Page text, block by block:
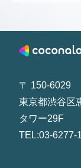
〒 150-6029
東京都渋谷区
タワー29F
TEL:03-6277-